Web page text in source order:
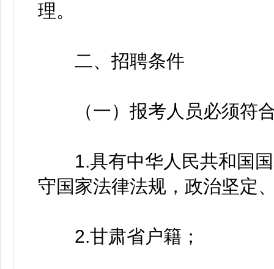
理。
二、招聘条件
（一）报考人员必须符
1.具有中华人民共和国国
守国家法律法规，政治坚定
2.甘肃省户籍；